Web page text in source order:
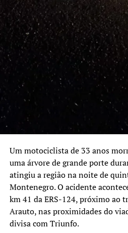
“É muito bom poder manusear
pois com as novas tecnologias
aquela comodidade de estar em
Um motociclista de 33 anos
uma árvore de grande porte
atingiu a região na noite de
Montenegro. O acidente
km 41 da ERS-124, próximo ao
Arauto, nas proximidades do
divisa com Triunfo.